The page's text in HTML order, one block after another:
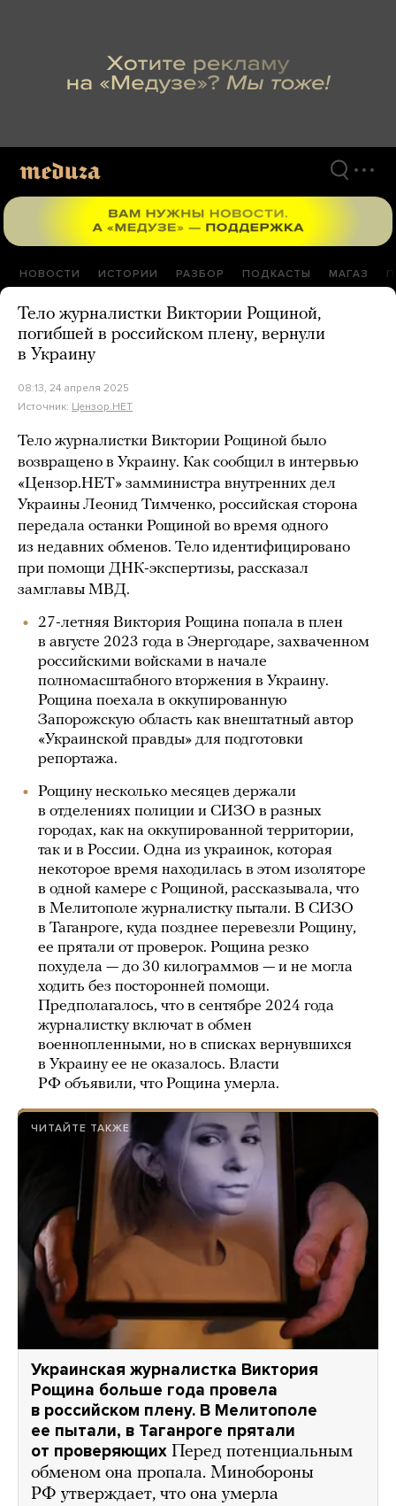
НОВОСТИ ИСТОРИИ РАЗБОР ПОДКАСТЫ МАГАЗ
Тело журналистки Виктории Рощиной,
погибшей в российском плену, вернули
в Украину
08:13, 24 апреля 2025
Источник: Цензор.НЕТ
Тело журналистки Виктории Рощиной было
возвращено в Украину. Как сообщил в интервью
«Цензор.НЕТ» замминистра внутренних дел
Украины Леонид Тимченко, российская сторона
передала останки Рощиной во время одного
из недавних обменов. Тело идентифицировано
при помощи ДНК-экспертизы, рассказал
замглавы МВД.
27-летняя Виктория Рощина попала в плен
в августе 2023 года в Энергодаре, захваченном
российскими войсками в начале
полномасштабного вторжения в Украину.
Рощина поехала в оккупированную
Запорожскую область как внештатный автор
«Украинской правды» для подготовки
репортажа.
Рощину несколько месяцев держали
в отделениях полиции и СИЗО в разных
городах, как на оккупированной территории,
так и в России. Одна из украинок, которая
некоторое время находилась в этом изоляторе
в одной камере с Рощиной, рассказывала, что
в Мелитополе журналистку пытали. В СИЗО
в Таганроге, куда позднее перевезли Рощину,
ее прятали от проверок. Рощина резко
похудела — до 30 килограммов — и не могла
ходить без посторонней помощи.
Предполагалось, что в сентябре 2024 года
журналистку включат в обмен
военнопленными, но в списках вернувшихся
в Украину ее не оказалось. Власти
РФ объявили, что Рощина умерла.
ЧИТАЙТЕ ТАКЖЕ
Украинская журналистка Виктория
Рощина больше года провела
в российском плену. В Мелитополе
ее пытали, в Таганроге прятали
от проверяющих Перед потенциальным
обменом она пропала. Минобороны
РФ утверждает, что она умерла